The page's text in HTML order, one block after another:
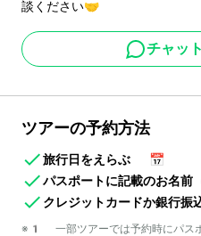
談ください🤝
チャッ
ツアーの予約方法
旅行日をえらぶ
📅
パスポートに記載のお名前
クレジットカードか銀行振
※1 一部ツアーでは予約時にパスポ